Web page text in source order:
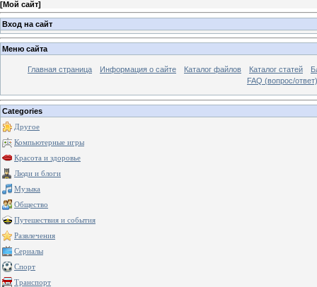
[Мой сайт]
Вход на сайт
Меню сайта
Главная страница Информация о сайте Каталог файлов Каталог статей
FAQ (вопрос/ответ)
Categories
Другое
Компьютерные игры
Красота и здоровье
Люди и блоги
Музыка
Общество
Путешествия и события
Развлечения
Сериалы
Спорт
Транспорт